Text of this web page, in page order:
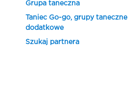
Grupa taneczna
Taniec Go-go, grupy taneczne
dodatkowe
Szukaj partnera